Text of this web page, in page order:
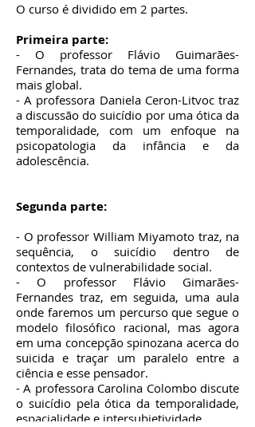
O curso é dividido em 2 partes.
Primeira parte:
- O professor Flávio Guimarães-
Fernandes, trata do tema de uma forma
mais global.
- A professora Daniela Ceron-Litvoc traz
a discussão do suicídio por uma ótica da
temporalidade, com um enfoque na
psicopatologia da infância e da
adolescência.
Segunda parte:
- O professor William Miyamoto traz, na
sequência, o suicídio dentro de
contextos de vulnerabilidade social.
- O professor Flávio Gimarães-
Fernandes traz, em seguida, uma aula
onde faremos um percurso que segue o
modelo filosófico racional, mas agora
em uma concepção spinozana acerca do
suicida e traçar um paralelo entre a
ciência e esse pensador.
- A professora Carolina Colombo discute
o suicídio pela ótica da temporalidade,
espacialidade e intersubjetividade.